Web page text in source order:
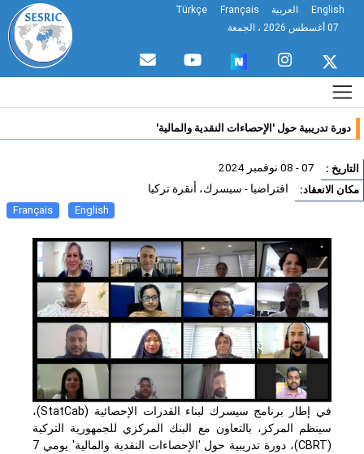
English العربية Français
Türkçe
دورة تدريبية حول 'الإحصاءات النقدية والمالية'
: 07 - 08 نوفمبر 2024
الانعقاد: افتراضيا - سيسرك، أنقرة تركيا
English
Français
في إطار برنامج سيسرك لبناء القدرات الإحصائية (StatCab)،
سينظم المركز، بالتعاون مع البنك المركزي للجمهورية التركية
CBRT
)، دورة تدريبية حول 'الإحصاءات النقدية والمالية' يومي 7